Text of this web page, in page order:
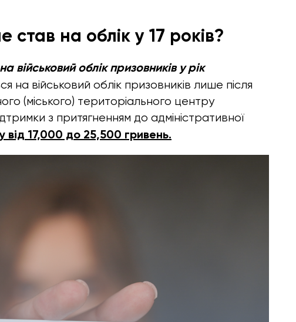
на облік у 17 років?
військовий облік призовників у рік
на військовий облік призовників лише після
(міського) територіального центру
з притягненням до адміністративної
17,000 до 25,500 гривень.